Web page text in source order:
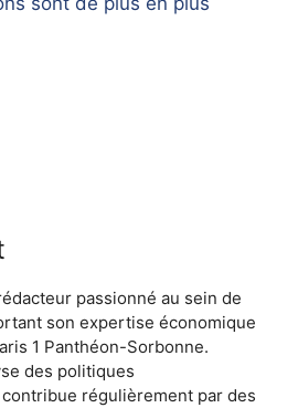
passionné au sein de
son expertise économique
1 Panthéon-Sorbonne.
des politiques
régulièrement par des